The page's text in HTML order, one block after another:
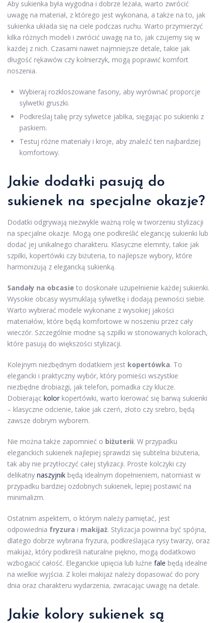
Aby sukienka była wygodna i dobrze leżała, warto zwrócić
uwagę na materiał, z którego jest wykonana, a także na to, jak
sukienka układa się na ciele podczas ruchu. Warto przymierzyć
kilka różnych modeli i zwrócić uwagę na to, jak czujemy się w
każdej z nich. Czasami nawet najmniejsze detale, takie jak
długość rękawów czy kołnierzyk, mogą poprawić komfort
noszenia.
Wybieraj rozkloszowane fasony, aby wyrównać proporcje
sylwetki gruszki.
Podkreślaj talię przy sylwetce jabłka, sięgając po sukienki z
paskiem.
Testuj różne materiały i kroje, aby znaleźć ten najbardziej
komfortowy.
Jakie dodatki pasują do
sukienek na specjalne okazje?
Dodatki odgrywają niezwykle ważną rolę w tworzeniu stylizacji
na specjalne okazje. Mogą one podkreślić elegancję sukienki lub
dodać jej unikalnego charakteru. Klasyczne elemnty, takie jak
szpilki, kopertówki czy biżuteria, to najlepsze wybory, które
harmonizują z elegancką sukienką.
Sandały na obcasie to doskonałe uzupełnienie każdej sukienki.
Wysokie obcasy wysmuklają sylwetkę i dodają pewności siebie.
Warto wybierać modele wykonane z wysokiej jakości
materiałów, które będą komfortowe w noszeniu przez cały
wieczór. Szczególnie modne są szpilki w stonowanych kolorach,
które pasują do większości stylizacji.
Kolejnym niezbędnym dodatkiem jest kopertówka. To
elegancki i praktyczny wybór, który pomieści wszystkie
niezbędne drobiazgi, jak telefon, pomadka czy klucze.
Dobierając kolor kopertówki, warto kierować się barwą sukienki
– klasyczne odcienie, takie jak czerń, złoto czy srebro, będą
zawsze dobrym wyborem.
Nie można także zapomnieć o biżuterii. W przypadku
eleganckich sukienek najlepiej sprawdzi się subtelna biżuteria,
tak aby nie przytłoczyć całej stylizacji. Proste kolczyki czy
delikatny naszyjnik będą idealnym dopełnieniem, natomiast w
przypadku bardziej ozdobnych sukienek, lepiej postawić na
minimalizm.
Ostatnim aspektem, o którym należy pamiętać, jest
odpowiednia fryzura i makijaż. Stylizacja powinna być spójna,
dlatego dobrze wybrana fryzura, podkreślająca rysy twarzy, oraz
makijaż, który podkreśli naturalne piękno, mogą dodatkowo
wzbogacić całość. Eleganckie upięcia lub luźne fale będą idealne
na wielkie wyjścia. Z kolei makijaż należy dopasować do pory
dnia oraz charakteru wydarzenia, zwracając uwagę na detale.
Jakie kolory sukienek są